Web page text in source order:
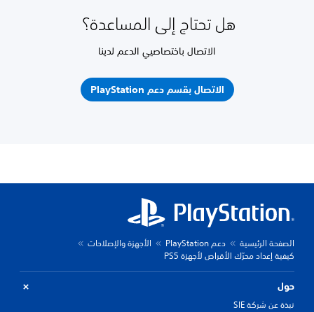
هل تحتاج إلى المساعدة؟
الاتصال باختصاصيي الدعم لدينا
الاتصال بقسم دعم PlayStation
الصفحة الرئيسية دعم PlayStation
الأجهزة والإصلاحات
كيفية إعداد محرّك الأقراص لأجهزة PS5
حول
نبذة عن شركة SIE